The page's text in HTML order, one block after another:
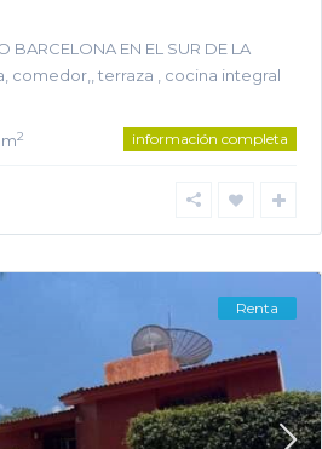
BARCELONA EN EL SUR DE LA
comedor,, terraza , cocina integral
2 información completa
Renta